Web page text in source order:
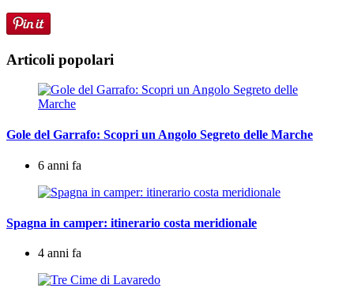
Articoli popolari
Gole del Garrafo: Scopri un Angolo Segreto delle Marche
6 anni fa
Spagna in camper: itinerario costa meridionale
4 anni fa